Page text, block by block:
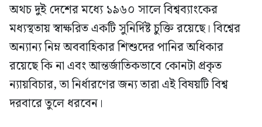
অথচ দুই দেশের মধ্যে ১৯৬০ সালে বিশ্বব্যাংকের
মধ্যস্থতায় স্বাক্ষরিত একটি সুনির্দিষ্ট চুক্তি রয়েছে। বিশ্বের
অন্যান্য নিম্ন অববাহিকার শিশুদের পানির অধিকার
রয়েছে কি না এবং আন্তর্জাতিকভাবে কোনটা প্রকৃত
ন্যায়বিচার, তা নির্ধারণের জন্য তারা এই বিষয়টি বিশ্ব
দরবারে তুলে ধরবেন।